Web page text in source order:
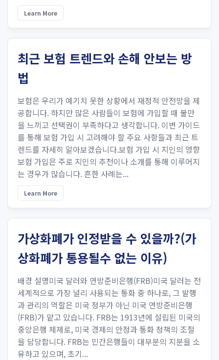
Learn More
최근 보험 트렌드와 손해 안보는 방
법
보험은 우리가 예기치 못한 상황에서 재정적 안전망을 제
공합니다. 하지만 많은 사람들이 보험에 가입할 때 불만
을 느끼고 선택권이 부족하다고 생각합니다. 이번 가이드
를 통해 보험 가입 시 고려해야 할 주요 사항들과 최근 트
렌드를 자세히 알아보겠습니다.보험 가입 시 지인의 영향
보험 가입은 주로 지인의 추천이나 소개를 통해 이루어지
는 경우가 많습니다. 흔한 사례는...
Learn More
가상화폐가 인정받을 수 있을까?(가
상화폐가 통용될수 없는 이유)
배경 설명미국 달러와 연방준비은행(FRB)미국 달러는 전
세계적으로 가장 널리 사용되는 통화 중 하나로, 그 발행
과 관리의 역할은 미국 정부가 아닌 미국 연방준비은행
(FRB)가 맡고 있습니다. FRB는 1913년에 설립된 미국의
중앙은행 체제로, 미국 경제의 안정과 통화 정책의 조절
을 담당합니다. FRB는 민간은행들이 대부분의 지분을 소
유하고 있으며, 초기...